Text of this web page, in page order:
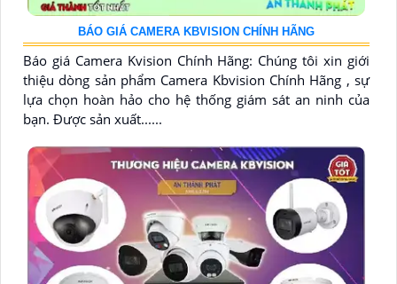
BÁO GIÁ CAMERA KBVISION CHÍNH HÃNG
Báo giá Camera Kvision Chính Hãng: Chúng tôi xin giới
thiệu dòng sản phẩm Camera Kbvision Chính Hãng , sự
lựa chọn hoàn hảo cho hệ thống giám sát an ninh của
bạn. Được sản xuất......